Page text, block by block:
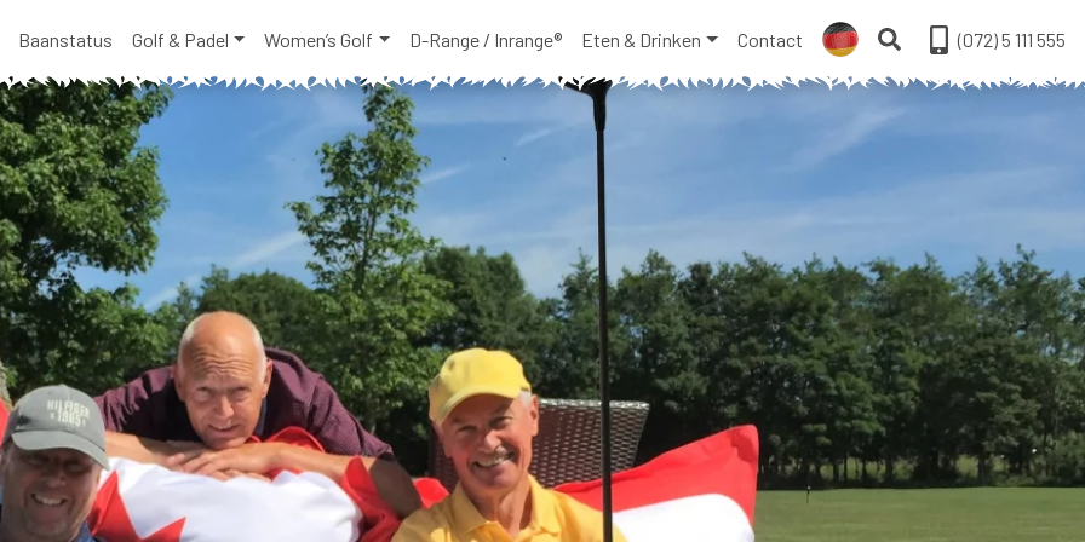
Baanstatus Golf & Padel Women’s Golf D-Range / Inrange® Eten & Drinken Contact (072) 5 111 555